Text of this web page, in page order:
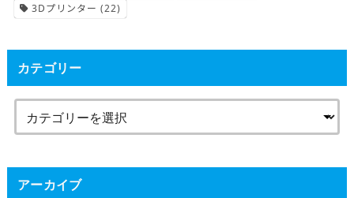
3Dプリンター (22)
カテゴリー
アーカイブ